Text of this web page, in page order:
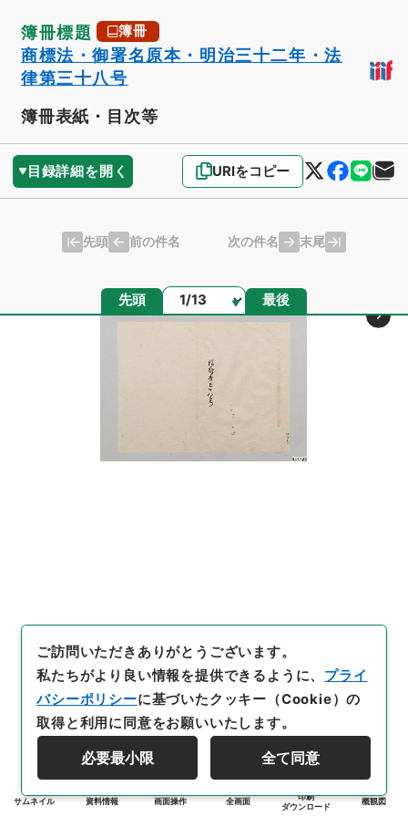
簿冊標題 簿冊
商標法・御署名原本・明治三十二年・法
律第三十八号
簿冊表紙・目次等
目録詳細を開く URIをコピー
先頭 前の件名 次の件名 末尾
先頭 ページ 最後
サムネイル 資料情報 画面操作 全画面
印刷
ダウンロード
概観図
ご訪問いただきありがとうございます。
私たちがより良い情報を提供できるように、 プライ
バシーポリシーに基づいたクッキー（Cookie）の
取得と利用に同意をお願いいたします。
必要最小限 全て同意